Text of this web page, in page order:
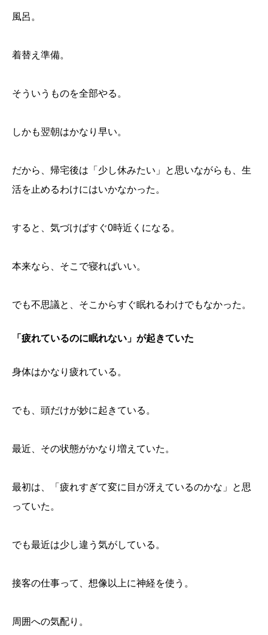
風呂。
着替え準備。
そういうものを全部やる。
しかも翌朝はかなり早い。
だから、帰宅後は「少し休みたい」と思いながらも、生
活を止めるわけにはいかなかった。
すると、気づけばすぐ0時近くになる。
本来なら、そこで寝ればいい。
でも不思議と、そこからすぐ眠れるわけでもなかった。
「疲れているのに眠れない」が起きていた
身体はかなり疲れている。
でも、頭だけが妙に起きている。
最近、その状態がかなり増えていた。
最初は、「疲れすぎて変に目が冴えているのかな」と思
っていた。
でも最近は少し違う気がしている。
接客の仕事って、想像以上に神経を使う。
周囲への気配り。